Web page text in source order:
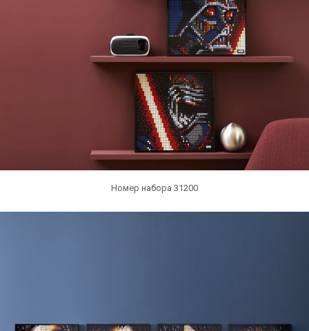
Номер набора 31200